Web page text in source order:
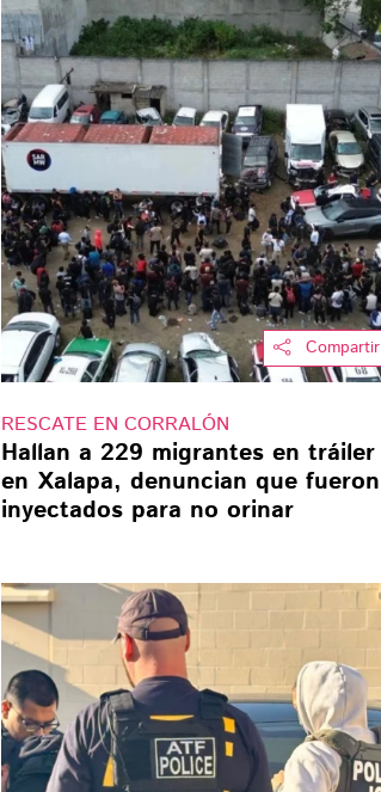
Compartir
RESCATE EN CORRALÓN
Hallan a 229 migrantes en tráiler
en Xalapa, denuncian que fueron
inyectados para no orinar